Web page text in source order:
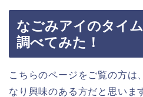
なごみアイのタイ
調べてみた！
こちらのページをご覧の方は
なり興味のある方だと思いま